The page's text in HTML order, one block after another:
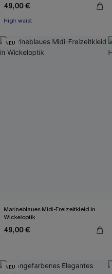
49,00 €
High waist
NEU
Marineblaues Midi-Freizeitkleid in
Wickeloptik
49,00 €
NEU